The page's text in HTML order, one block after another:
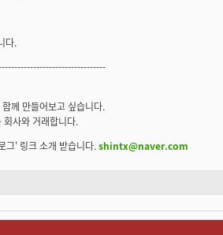
다.
께 만들어보고 싶습니다.
회사와 거래합니다.
그' 링크 소개 받습니다.shintx@naver.com